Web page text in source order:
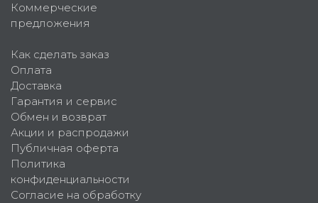
Коммерческие
предложения
Как сделать заказ
Оплата
Доставка
Гарантия и сервис
Обмен и возврат
Акции и распродажи
Публичная оферта
Политика
конфиденциальности
Согласие на обработку